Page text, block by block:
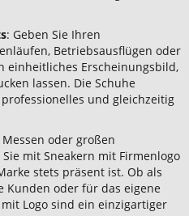
: Geben Sie Ihren
Betriebsausflügen oder
einheitliches Erscheinungsbild,
lassen. Die Schuhe
und gleichzeitig
Messen oder großen
mit Sneakern mit Firmenlogo
stets präsent ist. Ob als
Kunden oder für das eigene
Logo sind ein einzigartiger